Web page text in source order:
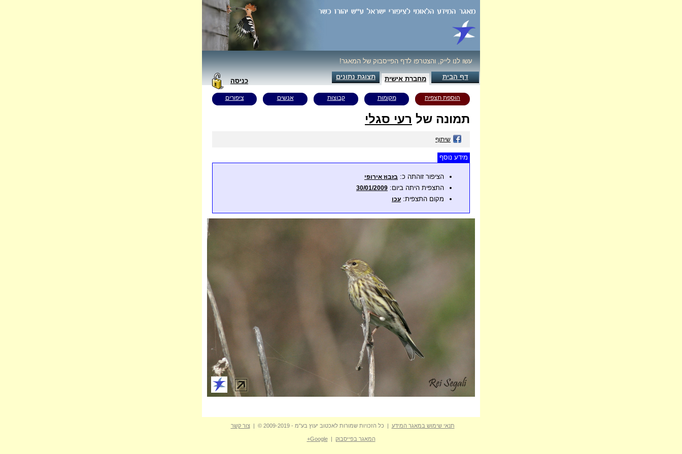
עשו לנו לייק, והצטרפו לדף הפייסבוק של המאגר!
דף הבית מחברת אישית תצוגת נתונים
כניסה
הוספת תצפית מקומות קבוצות אנשים ציפורים
תמונה של רעי סגלי
שיתוף
מידע נוסף
הציפור זוהתה כ: בזבוז אירופי
התצפית היתה ביום: 30/01/2009
מקום התצפית: עכו
תנאי שימוש במאגר המידע | כל הזכויות שמורות לאכטוב יעוץ בע"מ - 2009-2019 © | צור קשר
המאגר בפייסבוק |
Google+